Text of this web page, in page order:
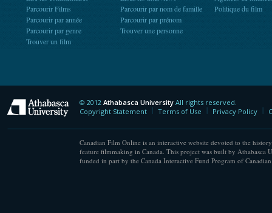
Parcourir Films
Parcourir par année
Parcourir par genre
Trouver un film
Parcourir par nom de famille
Parcourir par prénom
Trouver une personne
Politique du film
Athabasca University
© 2012 Athabasca University All rights reserved.
Copyright Statement
Terms of Use Privacy Policy
Canadian Film Online is an interactive website devoted to the
feature filmmaking in Canada. This project was built by Athabasca
funded in part by the Canada Interactive Fund Program of